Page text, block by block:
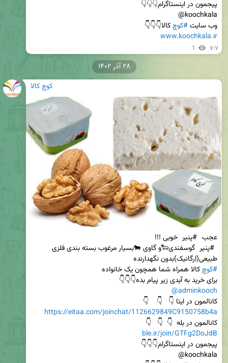
وب سایت #کوچ کالا👇👇👇
www.koochkala.ir
1 ۷:۷
کوچ کالا
عجب #پنیر خوبی !!!
#پنیر
گوسفندی🐑و گاوی
طبیعی(ارگانیک)بدون نگهدارنده
#کوچ
برای خرید به آیدی زیر پیام بده👇👇👇
@adminkooch
کانالمون در ایتا 👇   👇    👇
https://eitaa.com/joinchat/1126629849C9150758b4a
کانالمون در بله  👇  👇   👇
ble.ir/join/GTFg2DoJdB
۲۸ آذر ۱۴۰۲